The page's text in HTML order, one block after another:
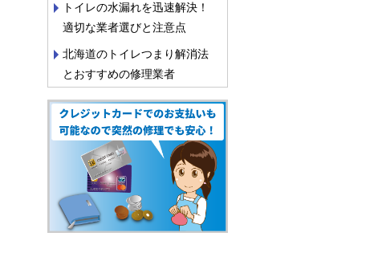
トイレの水漏れを迅速解決！
適切な業者選びと注意点
北海道のトイレつまり解消法
とおすすめの修理業者